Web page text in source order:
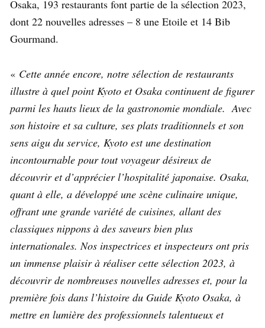
Osaka, 193 restaurants font partie de la sélection 2023,
dont 22 nouvelles adresses – 8 une Etoile et 14 Bib
Gourmand.
« Cette année encore, notre sélection de restaurants
illustre à quel point Kyoto et Osaka continuent de figurer
parmi les hauts lieux de la gastronomie mondiale. Avec
son histoire et sa culture, ses plats traditionnels et son
sens aigu du service, Kyoto est une destination
incontournable pour tout voyageur désireux de
découvrir et d’apprécier l’hospitalité japonaise. Osaka,
quant à elle, a développé une scène culinaire unique,
offrant une grande variété de cuisines, allant des
classiques nippons à des saveurs bien plus
internationales. Nos inspectrices et inspecteurs ont pris
un immense plaisir à réaliser cette sélection 2023, à
découvrir de nombreuses nouvelles adresses et, pour la
première fois dans l’histoire du Guide Kyoto Osaka, à
mettre en lumière des professionnels talentueux et